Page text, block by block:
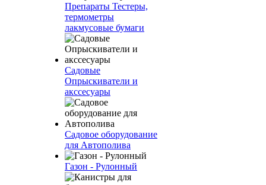
Препараты Тестеры,
термометры
лакмусовые бумаги
Садовые
Опрыскиватели и
акссесуары
Садовое оборудование
для Автополива
Газон - Рулонный